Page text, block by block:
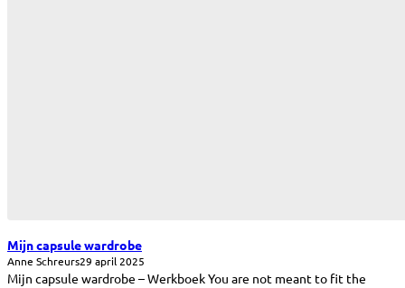
Mijn capsule wardrobe
Anne Schreurs29 april 2025
Mijn capsule wardrobe – Werkboek You are not meant to fit the